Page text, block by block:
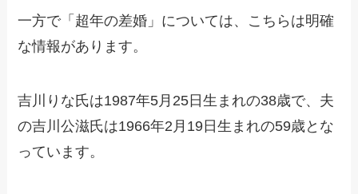
一方で「超年の差婚」については、こちらは明確
な情報があります。
吉川りな氏は1987年5月25日生まれの38歳で、夫
の吉川公滋氏は1966年2月19日生まれの59歳とな
っています。